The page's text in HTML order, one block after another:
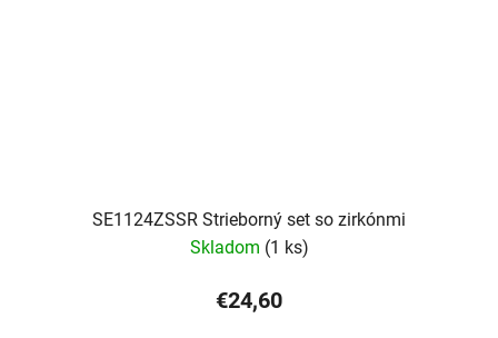
SE1124ZSSR Strieborný set so zirkónmi
Skladom (1 ks)
€24,60